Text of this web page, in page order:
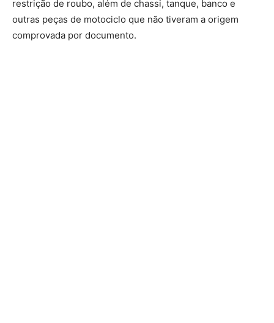
restrição de roubo, além de chassi, tanque, banco e
outras peças de motociclo que não tiveram a origem
comprovada por documento.